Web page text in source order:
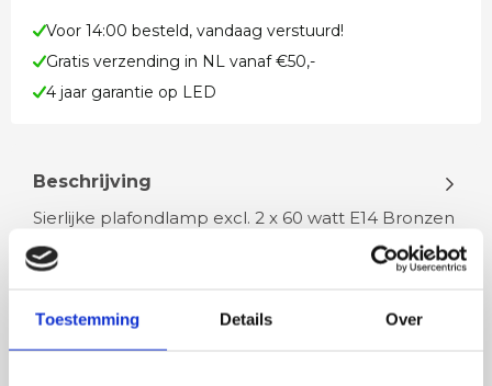
Toestemming Details Over
Voor 14:00 besteld, vandaag verstuurd!
Gratis verzending in NL vanaf €50,-
4 jaar garantie op LED
Beschrijving
Sierlijke plafondlamp excl. 2 x 60 watt E14 Bronzen
rand met afdekdop Met mooi wit amber glas
geschikt voor een energiezuin…